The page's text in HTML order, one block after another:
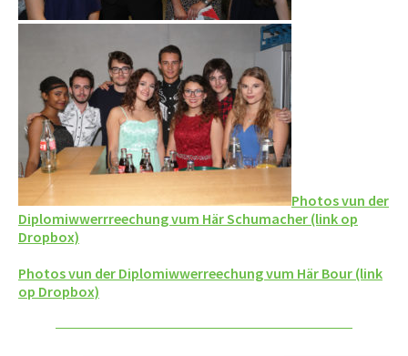
Photos vun der
Diplomiwwerrreechung vum Här Schumacher (link op
Dropbox)
Photos vun der Diplomiwwerreechung vum Här Bour (link
op Dropbox)